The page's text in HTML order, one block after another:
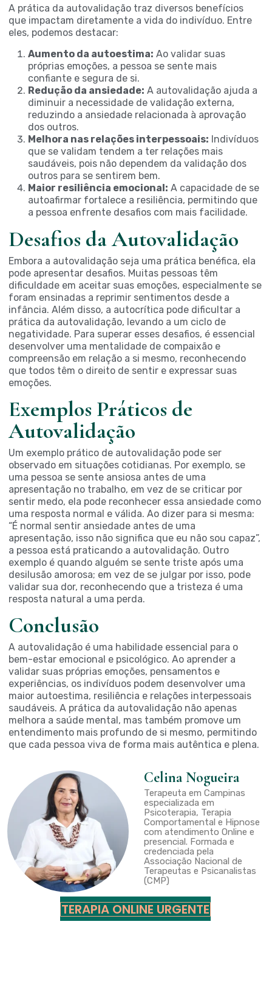
A prática da autovalidação traz diversos benefícios
que impactam diretamente a vida do indivíduo. Entre
eles, podemos destacar:
Aumento da autoestima: Ao validar suas
próprias emoções, a pessoa se sente mais
confiante e segura de si.
Redução da ansiedade: A autovalidação ajuda a
diminuir a necessidade de validação externa,
reduzindo a ansiedade relacionada à aprovação
dos outros.
Melhora nas relações interpessoais: Indivíduos
que se validam tendem a ter relações mais
saudáveis, pois não dependem da validação dos
outros para se sentirem bem.
Maior resiliência emocional: A capacidade de se
autoafirmar fortalece a resiliência, permitindo que
a pessoa enfrente desafios com mais facilidade.
Desafios da Autovalidação
Embora a autovalidação seja uma prática benéfica, ela
pode apresentar desafios. Muitas pessoas têm
dificuldade em aceitar suas emoções, especialmente se
foram ensinadas a reprimir sentimentos desde a
infância. Além disso, a autocrítica pode dificultar a
prática da autovalidação, levando a um ciclo de
negatividade. Para superar esses desafios, é essencial
desenvolver uma mentalidade de compaixão e
compreensão em relação a si mesmo, reconhecendo
que todos têm o direito de sentir e expressar suas
emoções.
Exemplos Práticos de
Autovalidação
Um exemplo prático de autovalidação pode ser
observado em situações cotidianas. Por exemplo, se
uma pessoa se sente ansiosa antes de uma
apresentação no trabalho, em vez de se criticar por
sentir medo, ela pode reconhecer essa ansiedade como
uma resposta normal e válida. Ao dizer para si mesma:
“É normal sentir ansiedade antes de uma
apresentação, isso não significa que eu não sou capaz”,
a pessoa está praticando a autovalidação. Outro
exemplo é quando alguém se sente triste após uma
desilusão amorosa; em vez de se julgar por isso, pode
validar sua dor, reconhecendo que a tristeza é uma
resposta natural a uma perda.
Conclusão
A autovalidação é uma habilidade essencial para o
bem-estar emocional e psicológico. Ao aprender a
validar suas próprias emoções, pensamentos e
experiências, os indivíduos podem desenvolver uma
maior autoestima, resiliência e relações interpessoais
saudáveis. A prática da autovalidação não apenas
melhora a saúde mental, mas também promove um
entendimento mais profundo de si mesmo, permitindo
que cada pessoa viva de forma mais autêntica e plena.
Celina Nogueira
Terapeuta em Campinas
especializada em
Psicoterapia, Terapia
Comportamental e Hipnose
com atendimento Online e
presencial. Formada e
credenciada pela
Associação Nacional de
Terapeutas e Psicanalistas
(CMP)
TERAPIA ONLINE URGENTE